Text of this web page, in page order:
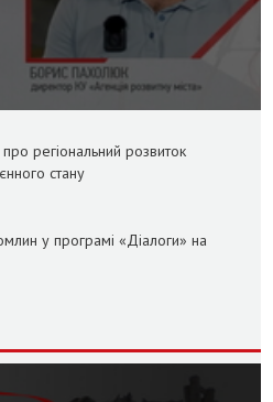
регіональний розвиток
стану
у програмі «Діалоги» на